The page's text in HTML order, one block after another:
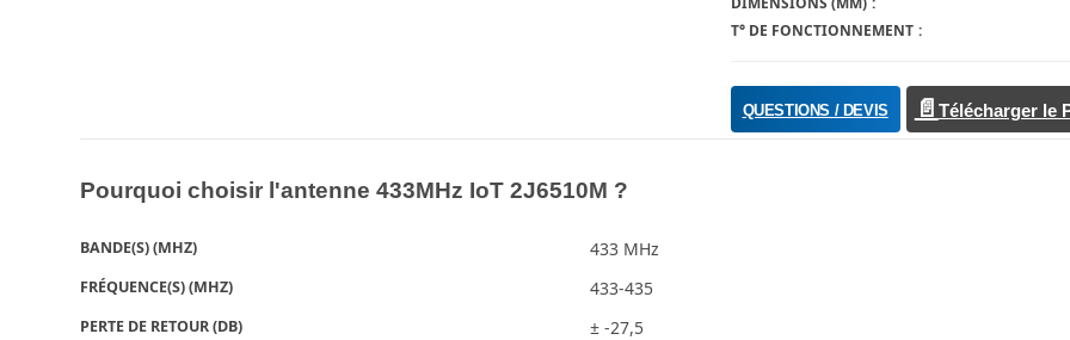
T° DE FONCTIONNEMENT
QUESTIONS / DEVIS Télécharger le
Pourquoi choisir l'antenne 433MHz IoT 2J6510M ?
BANDE(S) (MHZ) 433 MHz
FRÉQUENCE(S) (MHZ) 433-435
PERTE DE RETOUR (DB) ± -27,5